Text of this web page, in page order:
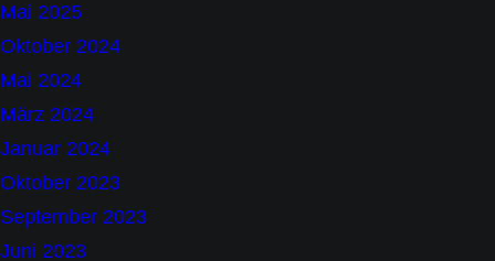
Mai 2025
Oktober 2024
Mai 2024
März 2024
Januar 2024
Oktober 2023
September 2023
Juni 2023